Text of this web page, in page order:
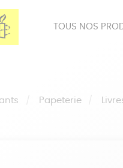
TOUS NOS
Papeterie